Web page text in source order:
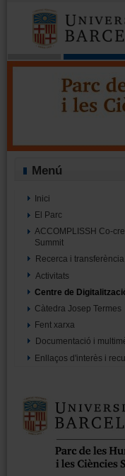
Parc de
Menú
Inici
El Parc
ACCOMPLISSH Co-
Summit
Recerca i transferència
Activitats
Centre de
Càtedra Josep Termes
Fent xarxa
Documentació i
Enllaços d'interès i